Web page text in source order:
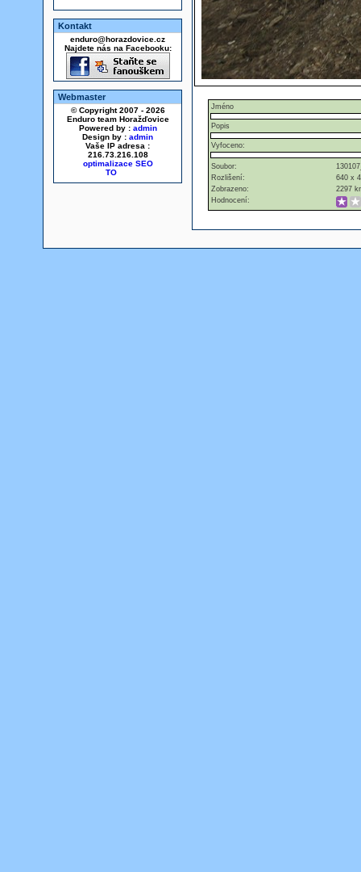
Kontakt
enduro@horazdovice.cz
Najdete nás na Facebooku:
Webmaster
© Copyright 2007 - 2026
Enduro team Horažďovice
Powered by : admin
Design by : admin
Vaše IP adresa :
216.73.216.108
optimalizace SEO
Jméno
Popis
Vyfoceno:
Soubor:
Rozlišení:
640 x
Zobrazeno:
2297
Hodnocení: